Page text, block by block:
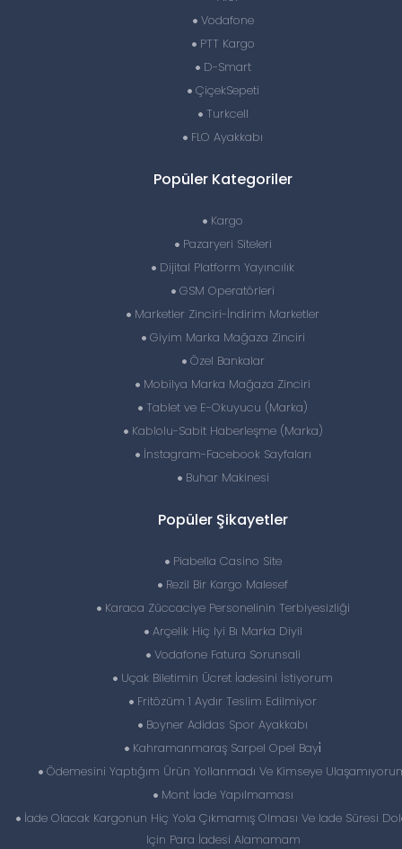
Vodafone
PTT Kargo
D-Smart
ÇiçekSepeti
Turkcell
FLO Ayakkabı
Popüler Kategoriler
Kargo
Pazaryeri Siteleri
Dijital Platform Yayıncılık
GSM Operatörleri
Marketler Zinciri-İndirim Marketler
Giyim Marka Mağaza Zinciri
Özel Bankalar
Mobilya Marka Mağaza Zinciri
Tablet ve E-Okuyucu (Marka)
Kablolu-Sabit Haberleşme (Marka)
İnstagram-Facebook Sayfaları
Buhar Makinesi
Popüler Şikayetler
Piabella Casino Site
Rezil Bir Kargo Malesef
Karaca Züccaciye Personelinin Terbiyesizliği
Arçelik Hiç Iyi Bı Marka Diyil
Vodafone Fatura Sorunsali
Uçak Biletimin Ücret İadesini İstiyorum
Fritözüm 1 Aydır Teslim Edilmiyor
Boyner Adidas Spor Ayakkabı
Kahramanmaraş Sarpel Opel Bayi̇
Ödemesini Yaptığım Ürün Yollanmadı Ve Kimseye
Mont İade Yapılmaması
İade Olacak Kargonun Hiç Yola Çıkmamış Olması Ve Iade Süresi
Için Para İadesi Alamamam